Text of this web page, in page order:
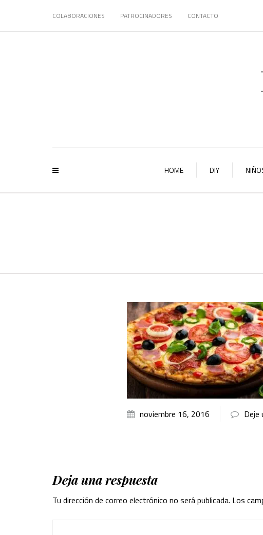
COLABORACIONES PATROCINADORES CONTACTO
HOME DIY
noviembre 16, 2016 Deje
Deja una respuesta
Tu dirección de correo electrónico no será publicada. Los